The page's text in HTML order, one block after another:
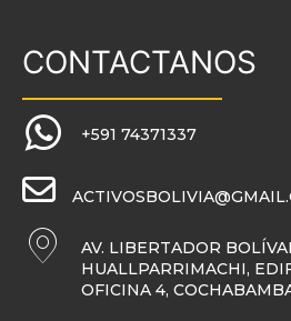
CONTACTANOS
+591 74371337
AV. LIBERTADOR
HUALLPARRIMACHI,
OFICINA 4,